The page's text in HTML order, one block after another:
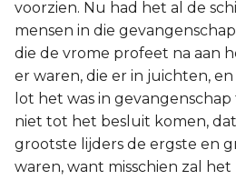
voorzien. Nu had het al de
mensen in die
die de vrome profeet na aan
er waren, die er in juichten,
lot het was in
niet tot het besluit komen,
grootste lijders de ergste en
waren, want misschien zal